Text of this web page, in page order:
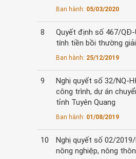
Ban hành: 05/03/2020
8
Quyết định số 467/
tính tiền bồi thường
Ban hành: 25/12/2019
9
Nghị quyết số 32/NQ-
công trình, dự án
tỉnh Tuyên Quang
Ban hành: 01/08/2019
10
Nghị quyết số 02/
nông nghiệp, nông